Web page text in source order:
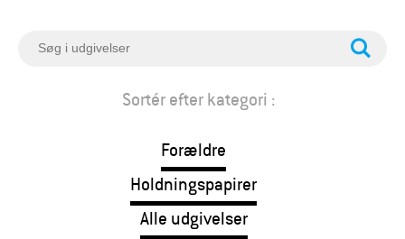
e
S
Sortér efter kategori :
Forældre
Holdningspapirer
Alle udgivelser